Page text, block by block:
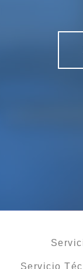
Servicio